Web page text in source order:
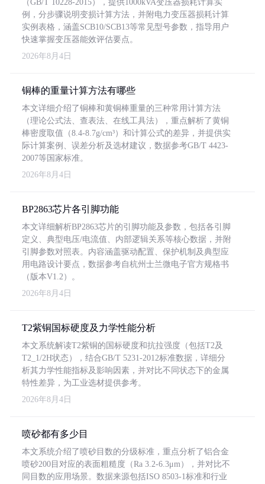
（GB/T 10228-2015），提供1000kVA变压器损耗计算实
例，分步骤说明变损计算方法，并附电力变压器损耗计算
实例表格，涵盖SCB10/SCB13等常见型号参数，指导用户
快速掌握变压器能效评估要点。
2026年8月4日
铜棒的重量计算方法有哪些
本文详细介绍了铜棒和黄铜棒重量的三种常用计算方法
（理论公式法、查表法、在线工具法），重点解析了黄铜
棒密度取值（8.4-8.7g/cm³）和计算公式的差异，并提供实
际计算案例、误差分析及选材建议，数据参考GB/T 4423-
2007等国家标准。
2026年8月4日
BP2863芯片各引脚功能
本文详细解析BP2863芯片的引脚功能及参数，包括各引脚
定义、典型电压/电流值、内部逻辑关系等核心数据，并附
引脚参数对照表。内容涵盖驱动配置、保护机制及典型应
用电路设计要点，数据参考自杭州士兰微电子官方规格书
（版本V1.2）。
2026年8月4日
T2紫铜国标硬度及力学性能分析
本文系统解读T2紫铜的国标硬度和抗拉强度（包括T2及
T2_1/2H状态），结合GB/T 5231-2012标准数据，详细分
析其力学性能指标及影响因素，并对比不同状态下的金属
特性差异，为工业选材提供参考。
2026年8月4日
喷砂都有多少目
本文系统介绍了喷砂目数的分级标准，重点分析了铝合金
喷砂200目对应的表面粗糙度（Ra 3.2-6.3μm），并对比不
同目数的应用场景。数据来源包括ISO 8503-1标准和行业